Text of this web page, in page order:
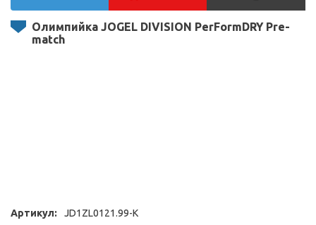
Олимпийка JOGEL DIVISION PerFormDRY Pre-
match
Артикул:
JD1ZL0121.99-K